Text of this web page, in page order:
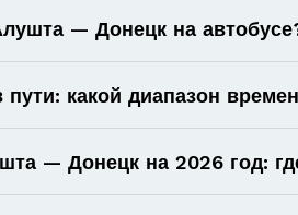
— Донецк на
пути: какой диапазон
— Донецк на 2026 год: